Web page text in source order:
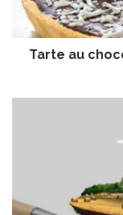
r
Tarte au
S